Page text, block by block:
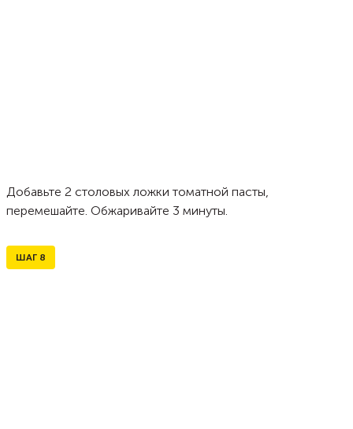
Добавьте 2 столовых ложки томатной пасты,
перемешайте. Обжаривайте 3 минуты.
ШАГ 8